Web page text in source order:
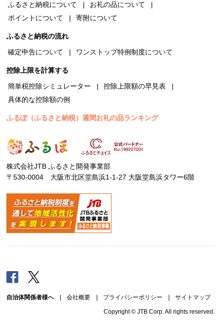
ふるさと納税について
お礼の品について
ポイントについて
寄附について
ふるさと納税の流れ
確定申告について
ワンストップ特例制度について
控除上限を計算する
簡単税控除シミュレーター
控除上限額の早見表
具体的な控除額の例
ふるぽ（ふるさと納税）週間お礼の品ランキング
株式会社JTB ふるさと開発事業部
〒530-0004 大阪市北区堂島浜1-1-27 大阪堂島浜タワー6階
Facebook
自治体関係者様へ| 会社概要 プライバシーポリシー サイトマップ
Copyright © JTB Corp. All rights reserved.